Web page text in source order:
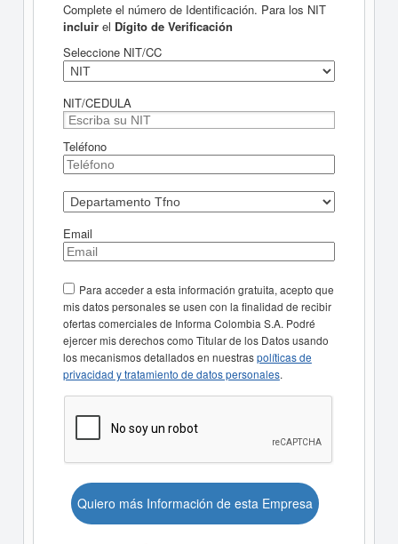
Complete el número de Identificación. Para los NIT
incluirel Dígito de Verificación
Seleccione NIT/CC
NIT/CEDULA
Teléfono
Email
Para acceder a esta información gratuita, acepto que
mis datos personales se usen con la finalidad de recibir
ofertas comerciales de Informa Colombia S.A. Podré
ejercer mis derechos como Titular de los Datos usando
los mecanismos detallados en nuestraspolíticas de
privacidad y tratamiento de datos personales.
Quiero más Información de esta Empresa